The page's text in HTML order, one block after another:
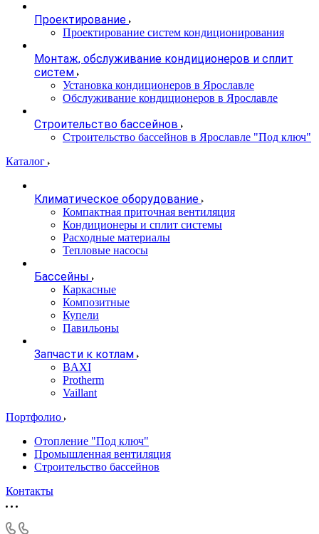
Проектирование
Проектирование систем кондиционирования
Монтаж, обслуживание кондиционеров и сплит
систем
Установка кондиционеров в Ярославле
Обслуживание кондиционеров в Ярославле
Строительство бассейнов
Строительство бассейнов в Ярославле "Под ключ"
Каталог
Климатическое оборудование
Компактная приточная вентиляция
Кондиционеры и сплит системы
Расходные материалы
Тепловые насосы
Бассейны
Каркасные
Композитные
Купели
Павильоны
Запчасти к котлам
BAXI
Protherm
Vaillant
Портфолио
Отопление "Под ключ"
Промышленная вентиляция
Строительство бассейнов
Контакты